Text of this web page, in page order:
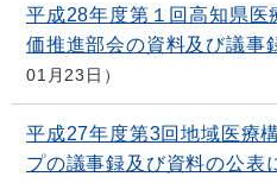
平成28年度第１回高知県医
価推進部会の資料及び議事
01月23日
平成27年度第3回地域医療
プの議事録及び資料の公表